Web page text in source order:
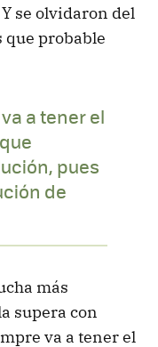
se olvidaron del
que probable
a tener el
pues
de
más
supera con
va a tener el